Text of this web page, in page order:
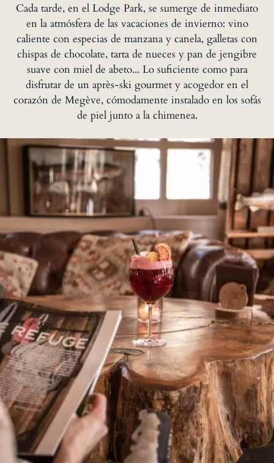
Cada tarde, en el Lodge Park, se sumerge de inmediato
en la atmósfera de las vacaciones de invierno: vino
caliente con especias de manzana y canela, galletas con
chispas de chocolate, tarta de nueces y pan de jengibre
suave con miel de abeto... Lo suficiente como para
disfrutar de un après-ski gourmet y acogedor en el
corazón de Megève, cómodamente instalado en los sofás
de piel junto a la chimenea.